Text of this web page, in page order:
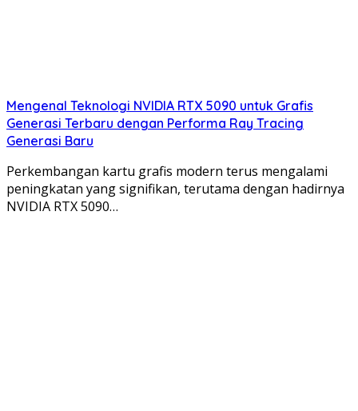
Mengenal Teknologi NVIDIA RTX 5090 untuk Grafis
Generasi Terbaru dengan Performa Ray Tracing
Generasi Baru
Perkembangan kartu grafis modern terus mengalami
peningkatan yang signifikan, terutama dengan hadirnya
NVIDIA RTX 5090…